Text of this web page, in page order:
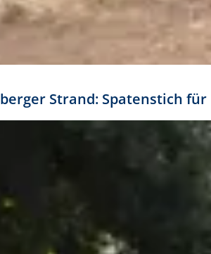
Strand: Spatenstich